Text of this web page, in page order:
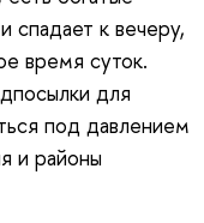
спадает к вечеру,
время суток.
для
под давлением
и районы